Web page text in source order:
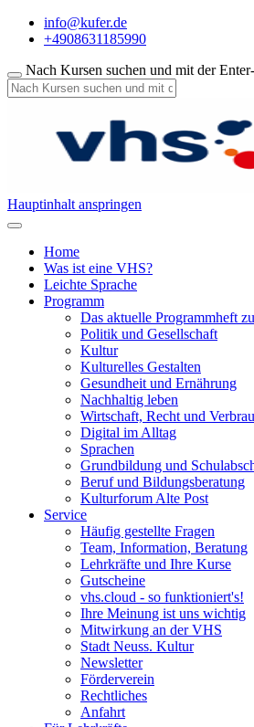
info@kufer.de
+4908631185990
Nach Kursen suchen und mit der
Hauptinhalt anspringen
Home
Was ist eine VHS?
Leichte Sprache
Programm
Das aktuelle Programmheft
Politik und Gesellschaft
Kultur
Kulturelles Gestalten
Gesundheit und Ernährung
Nachhaltig leben
Wirtschaft, Recht und
Digital im Alltag
Sprachen
Grundbildung und
Beruf und Bildungsberatung
Kulturforum Alte Post
Service
Häufig gestellte Fragen
Team, Information, Beratung
Lehrkräfte und Ihre Kurse
Gutscheine
vhs.cloud - so funktioniert's!
Ihre Meinung ist uns wichtig
Mitwirkung an der VHS
Stadt Neuss. Kultur
Newsletter
Förderverein
Rechtliches
Anfahrt